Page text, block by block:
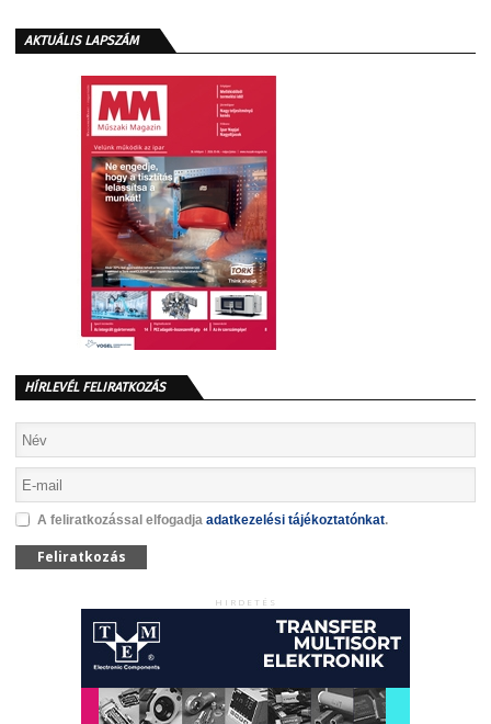
AKTUÁLIS LAPSZÁM
HÍRLEVÉL FELIRATKOZÁS
A feliratkozással elfogadja adatkezelési tájékoztatónkat.
Feliratkozás
HIRDETÉS